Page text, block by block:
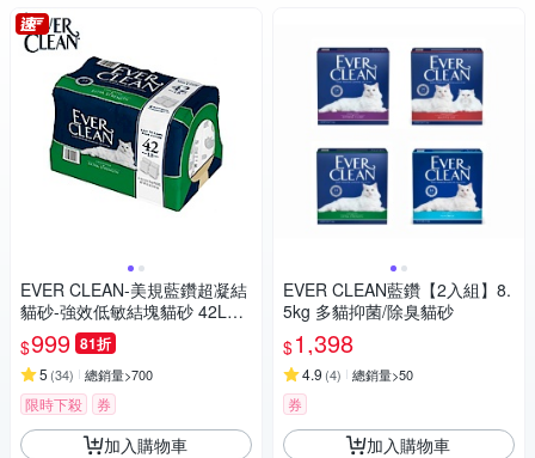
EVER CLEAN-美規藍鑽超凝結
貓砂-強效低敏結塊貓砂 42LB
(19kg)=綠標★
$999 81折
5 (34) 總銷量>700
限時下殺 券
加入購物車
EVER CLEAN藍鑽【2入組】8.
5kg 多貓抑菌/除臭貓砂
$1,398
4.9 (4) 總銷量>50
券
加入購物車